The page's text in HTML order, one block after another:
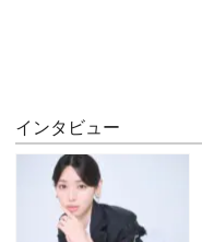
インタビュー